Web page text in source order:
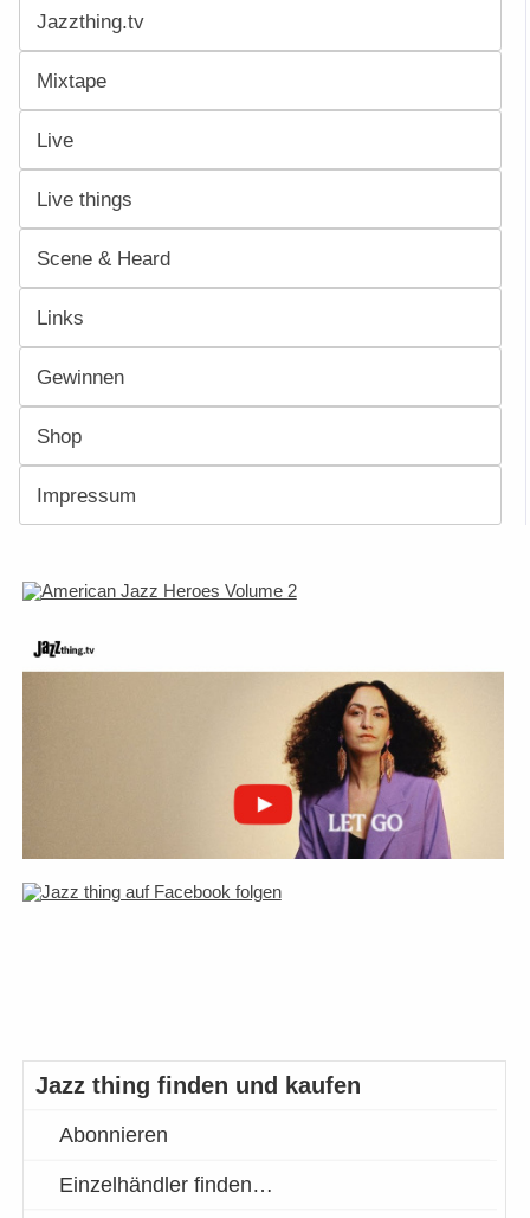
Jazzthing.tv
Mixtape
Live
Live things
Scene & Heard
Links
Gewinnen
Shop
Impressum
Jazz thing finden und kaufen
Abonnieren
Einzelhändler finden…